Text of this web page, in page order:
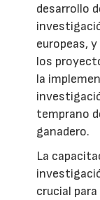
desarrollo
europeas,
los
la
temprano
ganadero.
La
crucial